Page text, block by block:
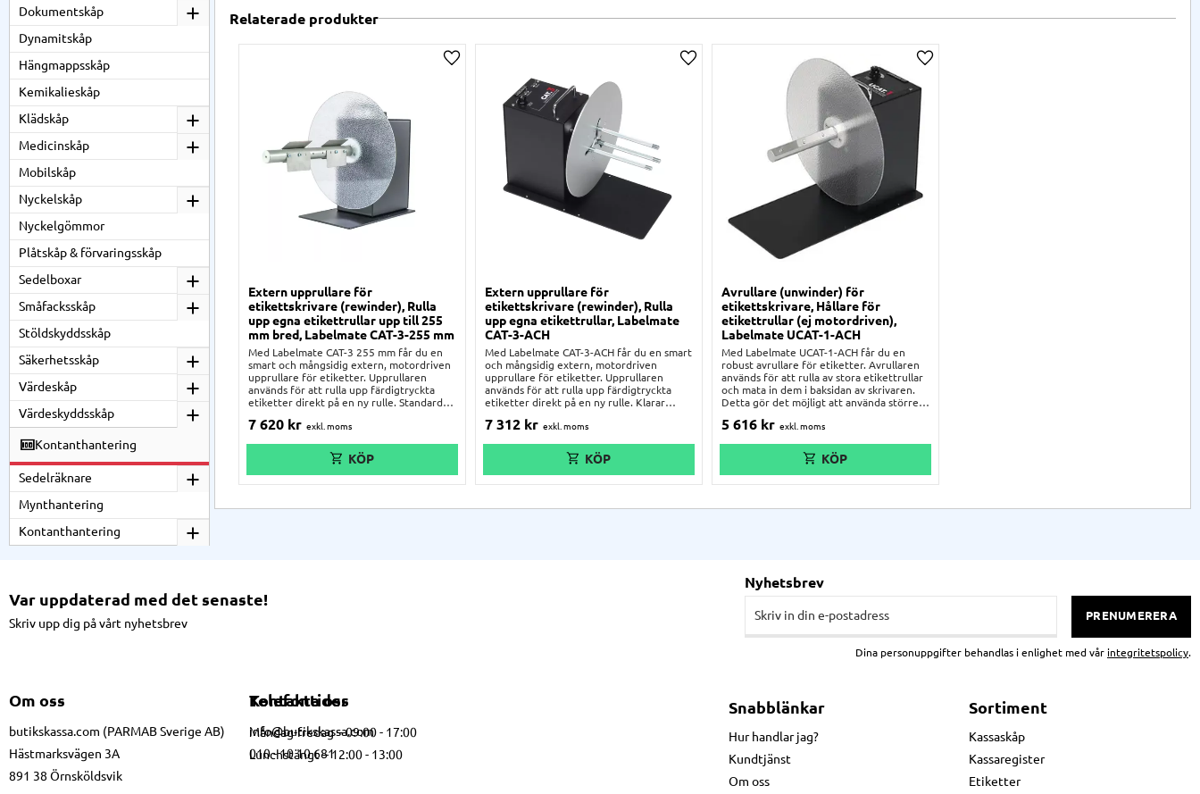
Relaterade produkter
Extern upprullare för
etikettskrivare (rewinder), Rulla
upp egna etikettrullar upp till 255
mm bred, Labelmate CAT-3-255 mm
Med Labelmate CAT-3 255 mm får du en
smart och mångsidig extern, motordriven
upprullare för etiketter. Upprullaren
används för att rulla upp färdigtryckta
etiketter direkt på en ny rulle. Standard
hantera extremt breda etikettrullar på
upprullningshastigheter än andra
rewinders på marknaden.
7 620 kr
Lägg till i önskelista
Extern upprullare för
etikettskrivare (rewinder), Rulla
upp egna etikettrullar, Labelmate
CAT-3-ACH
Med Labelmate CAT-3-ACH får du en smart
och mångsidig extern, motordriven
upprullare för etiketter. Upprullaren
används för att rulla upp färdigtryckta
etiketter direkt på en ny rulle. Klarar
hantera bredare etikettrullar och
andra rewinders på marknaden.
7 312 kr
Lägg till i önskelista
Avrullare (unwinder) för
etikettskrivare, Hållare för
etikettrullar (ej motordriven),
Labelmate UCAT-1-ACH
Med Labelmate UCAT-1-ACH får du en
robust avrullare för etiketter. Avrullaren
används för att rulla av stora etikettrullar
och mata in dem i baksidan av skrivaren.
Detta gör det möjligt att använda större
är anpassad för. Justerbar hållare för olika
5 616 kr
Lägg till i önskelista
Dokumentskåp
Dynamitskåp
Hängmappsskåp
Kemikalieskåp
Klädskåp
Medicinskåp
Mobilskåp
Nyckelskåp
Nyckelgömmor
Plåtskåp & förvaringsskåp
Sedelboxar
Småfacksskåp
Stöldskyddsskåp
Säkerhetsskåp
Värdeskåp
Värdeskyddsskåp
Kontanthantering
Sedelräknare
Mynthantering
Kontanthantering
Var uppdaterad med det senaste!
Skriv upp dig på vårt nyhetsbrev
Nyhetsbrev
PRENUMERERA
Dina personuppgifter behandlas i enlighet med vår integritetspolicy.
Om oss
butikskassa.com (PARMAB Sverige AB)
Hästmarksvägen 3A
891 38 Örnsköldsvik
Kontakta oss
info@butikskassa.com
010 - 10 10 681
Telefontider
Måndag-fredag – 09:00 - 17:00
Lunchstängt – 12:00 - 13:00
Snabblänkar
Hur handlar jag?
Kundtjänst
Om oss
Sortiment
Kassaskåp
Kassaregister
Etiketter